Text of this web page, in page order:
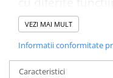
difuzoare
Aceast kart nu
divertisment,
precum ,
VEZI MAI MULT
Informatii conformitate
Caracteristici